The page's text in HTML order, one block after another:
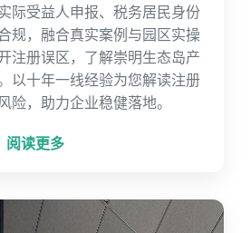
际受益人申报、税务居民身份
规，融合真实案例与园区实操
注册误区，了解崇明生态岛产
以十年一线经验为您解读注册
险，助力企业稳健落地。
阅读更多